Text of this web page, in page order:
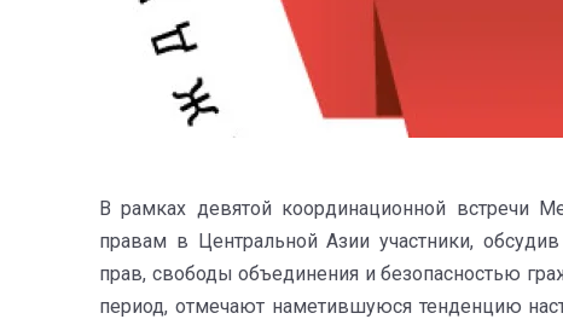
В рамках девятой координационной встречи
правам в Центральной Азии участники,
прав, свободы объединения и безопасностью
период, отмечают наметившуюся тенденцию